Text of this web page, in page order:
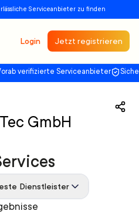
Serviceanbieter zu finden
Login Jetzt registrieren
verifizierte Serviceanbieter
GmbH
Dienstleister